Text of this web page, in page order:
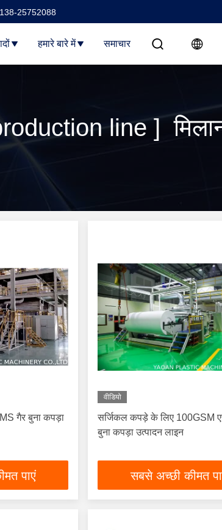
25752088
हमारे बारे में समाचार
line ] मिलान
गैर बुना कपड़ा
पाएं
वीडियो
सर्जिकल कपड़े के लिए 100GSM
बुना कपड़ा उत्पादन लाइन
सबसे अच्छी कीमत